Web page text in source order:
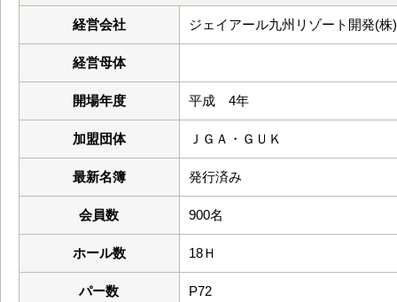
経営会社 ジェイアール九州リゾート開発(株)
経営母体
開場年度 平成 4年
加盟団体 ＪＧＡ・ＧＵＫ
最新名簿 発行済み
会員数 900名
ホール数 18Ｈ
パー数 P72